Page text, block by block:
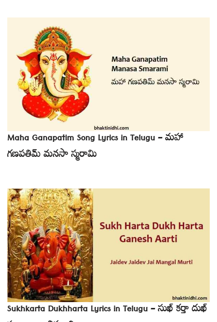
Maha Ganapatim Song Lyrics in Telugu – మహా
గణపతిమ్ మనసా స్మరామి
Sukhkarta Dukhharta Lyrics in Telugu – సుఖ్ కర్తా దుఖ్